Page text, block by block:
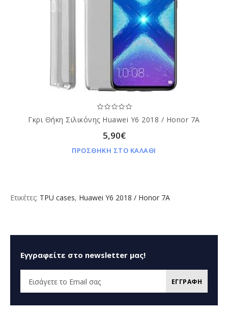
Γκρι Θήκη Σιλικόνης Huawei Y6 2018 / Honor 7A
5,90€
ΠΡΟΣΘΗΚΗ ΣΤΟ ΚΑΛΑΘΙ
Ετικέτες: TPU cases, Huawei Y6 2018 / Honor 7A
Εγγραφείτε στο newsletter μας!
ΕΓΓΡΑΦΗ